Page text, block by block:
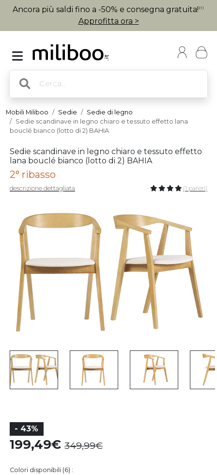
Ancora più saldi fino a -50% e consegna gratuita! (1)
Approfitta ora >
Mobili Miliboo Sedie
Sedie di legno
Sedie scandinave in legno chiaro e tessuto effetto lana
bouclé bianco (lotto di 2) BAHIA
Sedie scandinave in legno chiaro e tessuto effetto
lana bouclé bianco (lotto di 2) BAHIA
2° ribasso
descrizione dettagliata (1 pareri)
- 43%
199,49 349,99
Colori disponibili (6) :